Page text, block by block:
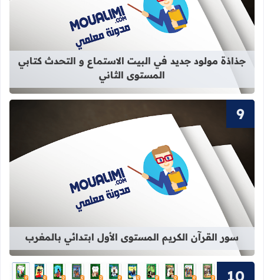
قراءة المزيد عن جذاذة مولود جديد
جذاذة مولود جديد في البيت الاستماع و التحدث كتابي
المستوى الثاني
قراءة المزيد عن سور القرآن الكريم
سور القرآن الكريم المستوى الأول ابتدائي بالمغرب